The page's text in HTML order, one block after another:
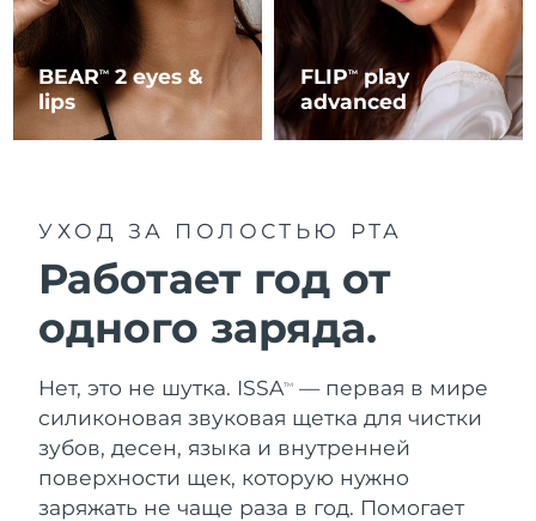
BEARTM
2 eyes &
lips
FLIPTMplay
advanced
УХОД ЗА ПОЛОСТЬЮ РТА
Работает год от
одного заряда.
Нет, это не шутка. ISSATM
— первая в мире
силиконовая звуковая щетка для чистки
зубов, десен, языка и внутренней
поверхности щек, которую нужно
заряжать не чаще раза в год. Помогает